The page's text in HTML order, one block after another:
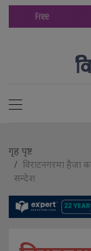
गृह पृष्ट
विराटनगरमा हैजा
सन्देश